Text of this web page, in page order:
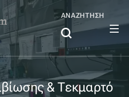
ΑΝΑΖΉΤΗΣΗ
& Τεκμαρτό